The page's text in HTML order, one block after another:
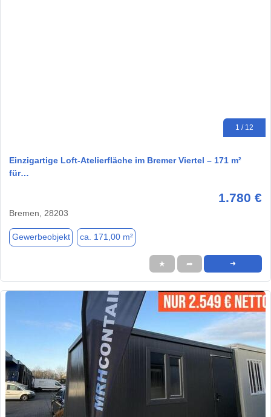
1 / 12
Einzigartige Loft-Atelierfläche im Bremer Viertel – 171 m²
für…
1.780 €
Bremen, 28203
Gewerbeobjekt ca. 171,00 m²
★ ➦ ➜